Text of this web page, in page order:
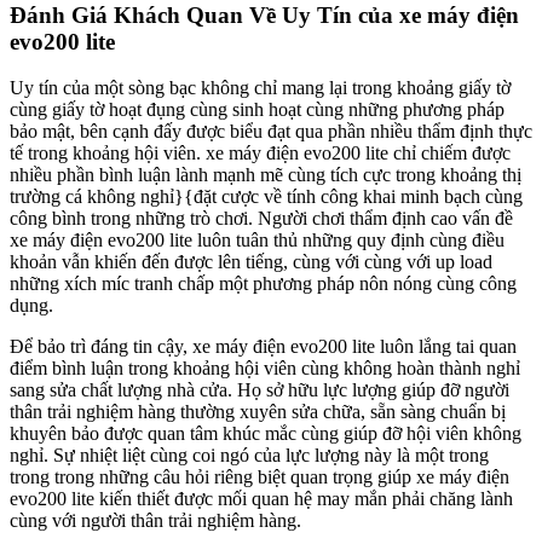
Đánh Giá Khách Quan Về Uy Tín của xe máy điện
evo200 lite
Uy tín của một sòng bạc không chỉ mang lại trong khoảng giấy tờ
cùng giấy tờ hoạt đụng cùng sinh hoạt cùng những phương pháp
bảo mật, bên cạnh đấy được biểu đạt qua phần nhiều thẩm định thực
tế trong khoảng hội viên. xe máy điện evo200 lite chỉ chiếm được
nhiều phần bình luận lành mạnh mẽ cùng tích cực trong khoảng thị
trường cá không nghỉ}{đặt cược về tính công khai minh bạch cùng
công bình trong những trò chơi. Người chơi thẩm định cao vấn đề
xe máy điện evo200 lite luôn tuân thủ những quy định cùng điều
khoản vẫn khiến đến được lên tiếng, cùng với cùng với up load
những xích míc tranh chấp một phương pháp nôn nóng cùng công
dụng.
Để bảo trì đáng tin cậy, xe máy điện evo200 lite luôn lắng tai quan
điểm bình luận trong khoảng hội viên cùng không hoàn thành nghỉ
sang sửa chất lượng nhà cửa. Họ sở hữu lực lượng giúp đỡ người
thân trải nghiệm hàng thường xuyên sửa chữa, sẵn sàng chuẩn bị
khuyên bảo được quan tâm khúc mắc cùng giúp đỡ hội viên không
nghỉ. Sự nhiệt liệt cùng coi ngó của lực lượng này là một trong
trong trong những câu hỏi riêng biệt quan trọng giúp xe máy điện
evo200 lite kiến thiết được mối quan hệ may mắn phải chăng lành
cùng với người thân trải nghiệm hàng.